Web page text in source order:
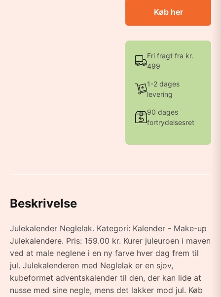
Køb her
Fri fragt fra kr.
499
1-2 dages
levering
90 dages
fortrydelsesret
Beskrivelse
Julekalender Neglelak. Kategori: Kalender - Make-up
Julekalendere. Pris: 159.00 kr. Kurer juleuroen i maven
ved at male neglene i en ny farve hver dag frem til
jul. Julekalenderen med Neglelak er en sjov,
kubeformet adventskalender til den, der kan lide at
nusse med sine negle, mens det lakker mod jul. Køb